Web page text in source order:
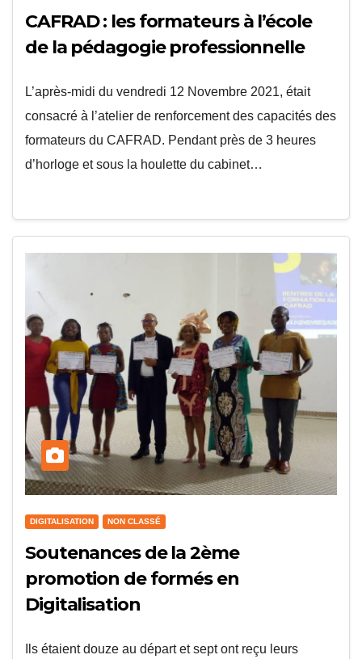
CAFRAD : les formateurs à l’école
de la pédagogie professionnelle
L’après-midi du vendredi 12 Novembre 2021, était
consacré à l’atelier de renforcement des capacités des
formateurs du CAFRAD. Pendant près de 3 heures
d’horloge et sous la houlette du cabinet…
DIGITALISATION NON CLASSÉ
Soutenances de la 2ème
promotion de formés en
Digitalisation
Ils étaient douze au départ et sept ont reçu leurs